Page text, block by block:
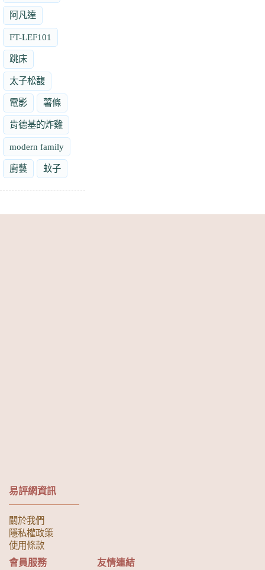
阿凡達
FT-LEF101
跳床
太子松馥
電影 薯條
肯德基的炸雞
modern family
廚藝 蚊子
易評網資訊
關於我們
隱私權政策
使用條款
會員服務 友情連結